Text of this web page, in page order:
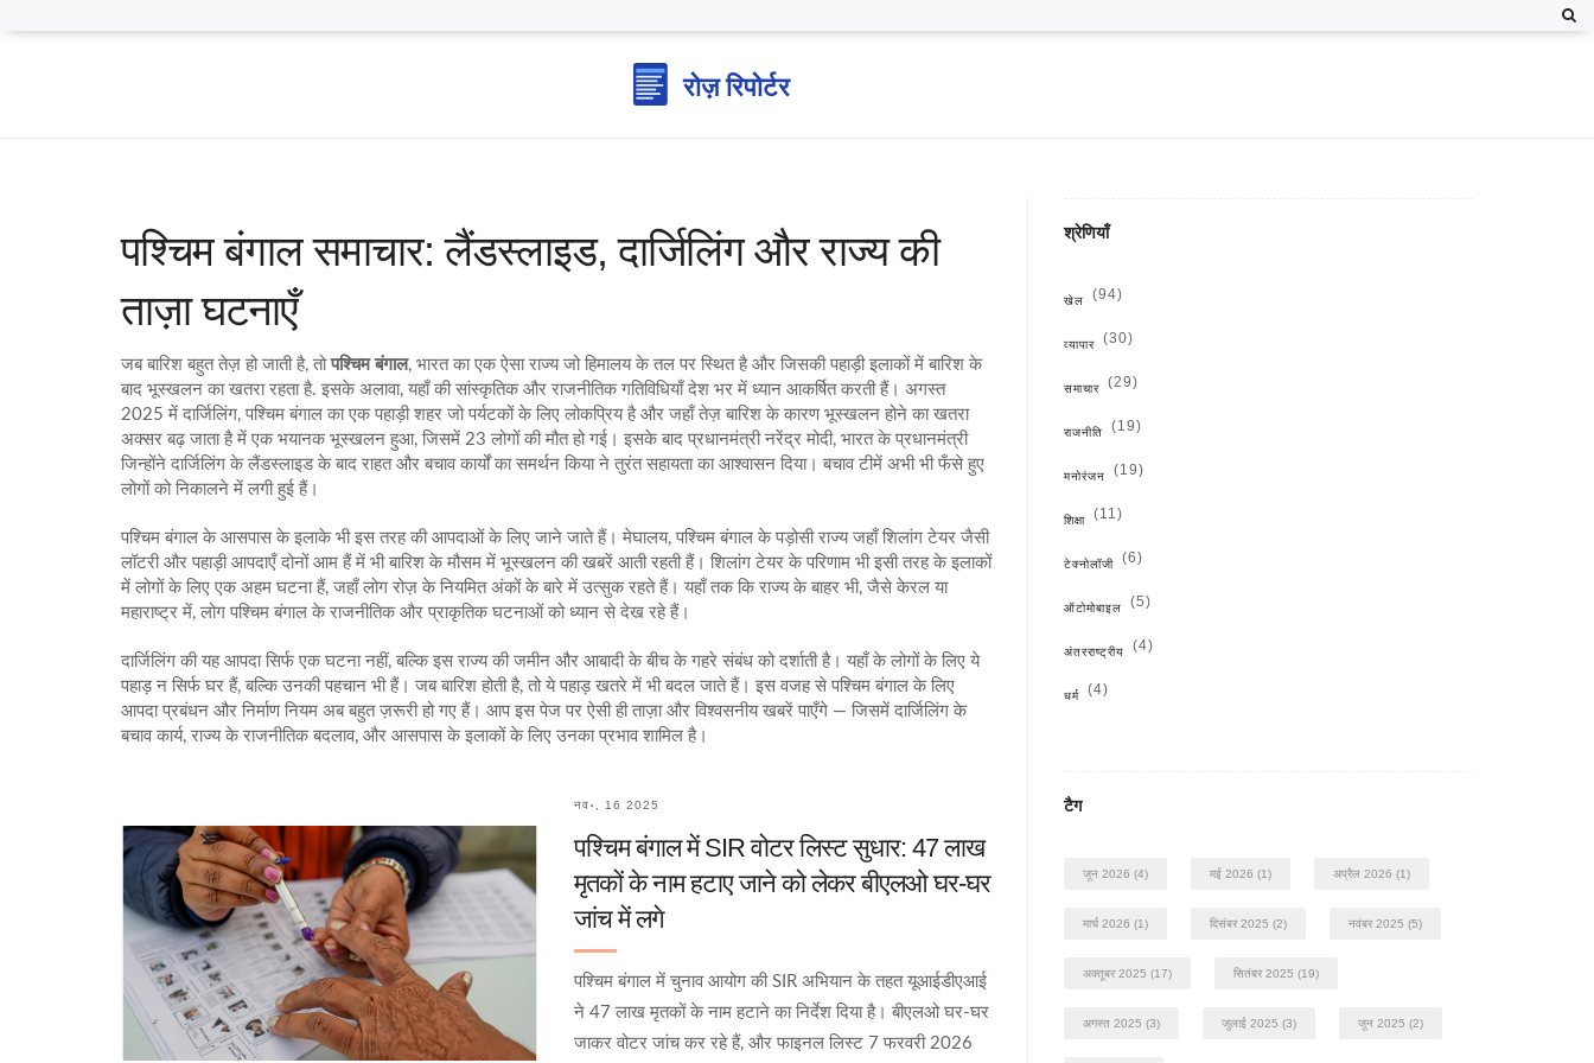
पश्चिम बंगाल समाचार: लैंडस्लाइड, दार्जिलिंग और राज्य की
ताज़ा घटनाएँ
जब बारिश बहुत तेज़ हो जाती है, तो पश्चिम बंगाल, भारत का एक ऐसा राज्य जो हिमालय के तल पर स्थित है और जिसकी पहाड़ी इलाकों में बारिश के
बाद भूस्खलन का खतरा रहता है. इसके अलावा, यहाँ की सांस्कृतिक और राजनीतिक गतिविधियाँ देश भर में ध्यान आकर्षित करती हैं। अगस्त
2025 में दार्जिलिंग, पश्चिम बंगाल का एक पहाड़ी शहर जो पर्यटकों के लिए लोकप्रिय है और जहाँ तेज़ बारिश के कारण भूस्खलन होने का खतरा
अक्सर बढ़ जाता हैमें एक भयानक भूस्खलन हुआ, जिसमें 23 लोगों की मौत हो गई। इसके बाद प्रधानमंत्री नरेंद्र मोदी, भारत के प्रधानमंत्री
जिन्होंने दार्जिलिंग के लैंडस्लाइड के बाद राहत और बचाव कार्यों का समर्थन कियाने तुरंत सहायता का आश्वासन दिया। बचाव टीमें अभी भी फँसे हुए
लोगों को निकालने में लगी हुई हैं।
पश्चिम बंगाल के आसपास के इलाके भी इस तरह की आपदाओं के लिए जाने जाते हैं। मेघालय, पश्चिम बंगाल के पड़ोसी राज्य जहाँ शिलांग टेयर जैसी
लॉटरी और पहाड़ी आपदाएँ दोनों आम हैंमें भी बारिश के मौसम में भूस्खलन की खबरें आती रहती हैं। शिलांग टेयर के परिणाम भी इसी तरह के इलाकों
में लोगों के लिए एक अहम घटना हैं, जहाँ लोग रोज़ के नियमित अंकों के बारे में उत्सुक रहते हैं। यहाँ तक कि राज्य के बाहर भी, जैसे केरल या
महाराष्ट्र में, लोग पश्चिम बंगाल के राजनीतिक और प्राकृतिक घटनाओं को ध्यान से देख रहे हैं।
दार्जिलिंग की यह आपदा सिर्फ एक घटना नहीं, बल्कि इस राज्य की जमीन और आबादी के बीच के गहरे संबंध को दर्शाती है। यहाँ के लोगों के लिए ये
पहाड़ न सिर्फ घर हैं, बल्कि उनकी पहचान भी हैं। जब बारिश होती है, तो ये पहाड़ खतरे में भी बदल जाते हैं। इस वजह से पश्चिम बंगाल के लिए
आपदा प्रबंधन और निर्माण नियम अब बहुत ज़रूरी हो गए हैं। आप इस पेज पर ऐसी ही ताज़ा और विश्वसनीय खबरें पाएँगे — जिसमें दार्जिलिंग के
बचाव कार्य, राज्य के राजनीतिक बदलाव, और आसपास के इलाकों के लिए उनका प्रभाव शामिल है।
नव॰, 16 2025
पश्चिम बंगाल में SIR वोटर लिस्ट सुधार: 47 लाख
मृतकों के नाम हटाए जाने को लेकर बीएलओ घर-घर
जांच में लगे
पश्चिम बंगाल में चुनाव आयोग की SIR अभियान के तहत यूआईडीएआई
ने 47 लाख मृतकों के नाम हटाने का निर्देश दिया है। बीएलओ घर-घर
जाकर वोटर जांच कर रहे हैं, और फाइनल लिस्ट 7 फरवरी 2026
श्रेणियाँ
खेल (94)
व्यापार (30)
समाचार (29)
राजनीति (19)
मनोरंजन (19)
शिक्षा (11)
टेक्नोलॉजी (6)
ऑटोमोबाइल (5)
अंतरराष्ट्रीय (4)
धर्म (4)
टैग
जून 2026 (4) मई 2026 (1) अप्रैल 2026 (1)
मार्च 2026 (1) दिसंबर 2025 (2) नवंबर 2025 (5)
अक्तूबर 2025 (17) सितंबर 2025 (19)
अगस्त 2025 (3) जुलाई 2025 (3) जून 2025 (2)